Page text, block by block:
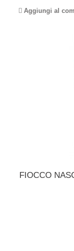
Aggiungi al
FIOCCO